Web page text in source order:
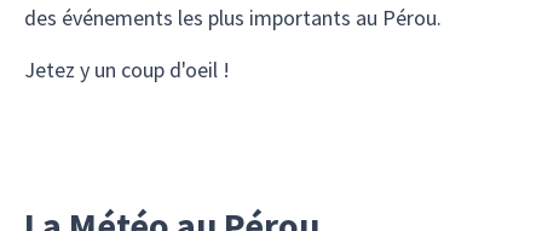
des événements les plus importants au Pérou.
Jetez y un coup d'oeil !